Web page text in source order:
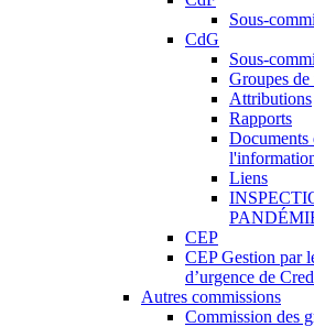
Sous-
CdG
Sous-
Groupes
Attributions
Rapports
Documents
Liens
CEP
CEP Gestion par
d’urgence de
Autres commissions
Commission des